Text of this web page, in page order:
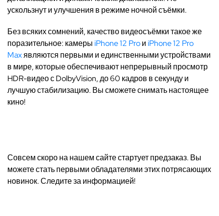
ускользнут и улучшения в режиме ночной съёмки.
Без всяких сомнений, качество видеосъёмки такое же
поразительное: камерыiPhone 12 ProиiPhone 12 Pro
Maxявляются первыми и единственными устройствами
в мире, которые обеспечивают непрерывный просмотр
HDR-видео с DolbyVision, до 60 кадров в секунду и
лучшую стабилизацию. Вы сможете снимать настоящее
кино!
Совсем скоро на нашем сайте стартует предзаказ. Вы
можете стать первыми обладателями этих потрясающих
новинок. Следите за информацией!